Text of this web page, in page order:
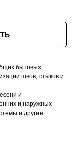
бытовых,
швов, стыков и
и
и наружных
и другие